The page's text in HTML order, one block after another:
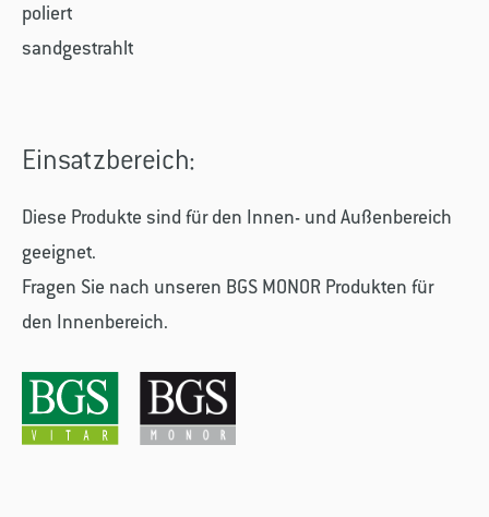
poliert
sandgestrahlt
Einsatzbereich:
Diese Produkte sind für den Innen- und Außenbereich
geeignet.
Fragen Sie nach unseren BGS MONOR Produkten für
den Innenbereich.